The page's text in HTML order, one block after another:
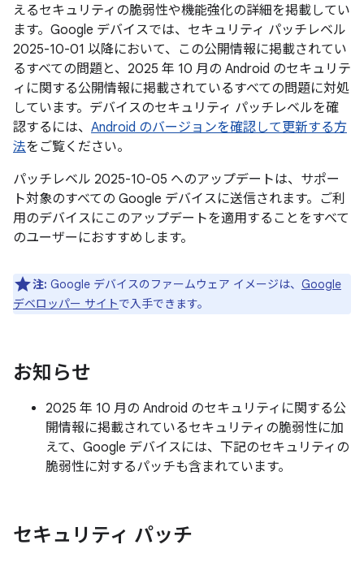
えるセキュリティの脆弱性や機能強化の詳細を掲載してい
ます。Google デバイスでは、セキュリティ パッチレベル
2025-10-01 以降において、この公開情報に掲載されてい
るすべての問題と、2025 年 10 月の Android のセキュリテ
ィに関する公開情報に掲載されているすべての問題に対処
しています。デバイスのセキュリティ パッチレベルを確
認するには、 Android のバージョンを確認して更新する方
法をご覧ください。
パッチレベル 2025-10-05 へのアップデートは、サポー
ト対象のすべての Google デバイスに送信されます。ご利
用のデバイスにこのアップデートを適用することをすべて
のユーザーにおすすめします。
注: Google デバイスのファームウェア イメージは、 Google
デベロッパー サイトで入手できます。
お知らせ
2025 年 10 月の Android のセキュリティに関する公
開情報に掲載されているセキュリティの脆弱性に加
えて、Google デバイスには、下記のセキュリティの
脆弱性に対するパッチも含まれています。
セキュリティ パッチ